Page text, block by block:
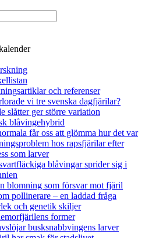
och referenser
vi tre svenska dagfjärilar?
slåtter ger större variation
blåvingehybrid
får oss att glömma hur det var
hos rapsfjärilar efter
som larver
blåvingar sprider sig i
blomning som försvar mot fjäril
pollinerare – en laddad fråga
och genetik skiljer
former
busksnabbvingens larver